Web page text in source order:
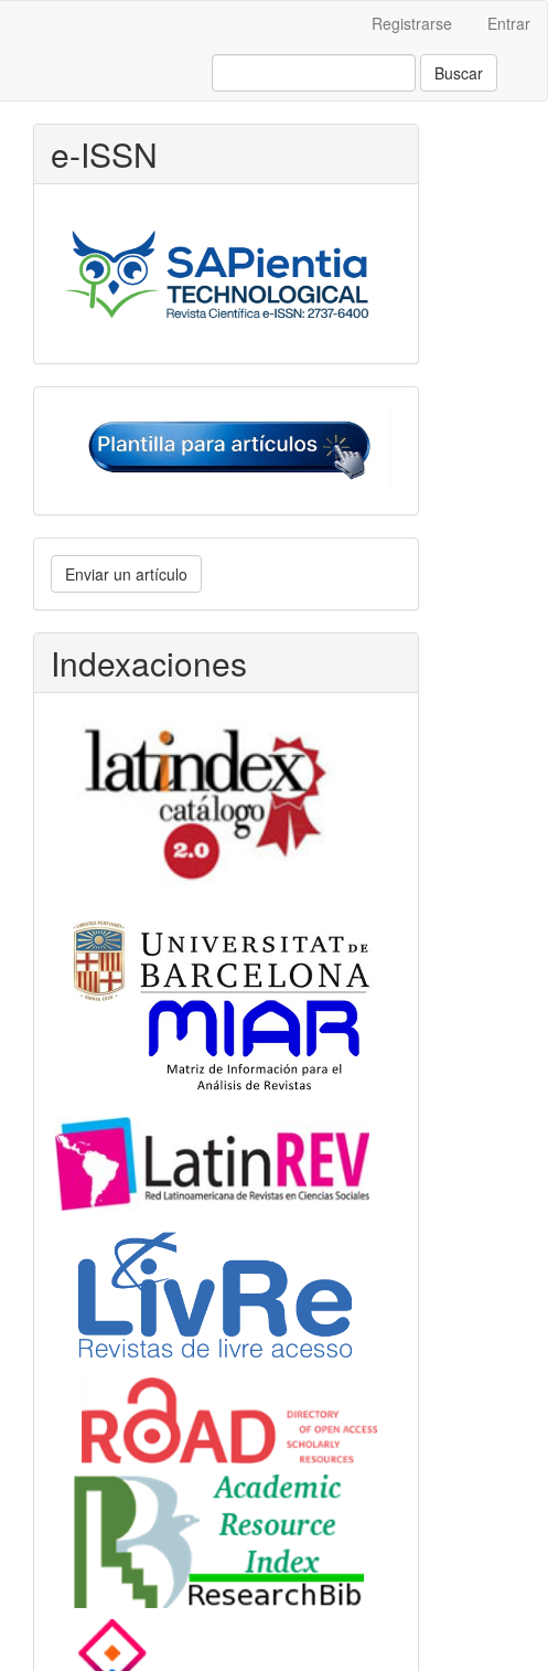
Registrarse Entrar
Buscar
e-ISSN
Plantilla
para
Enviar
un
artículo
Enviar un artículo
Indexaciones